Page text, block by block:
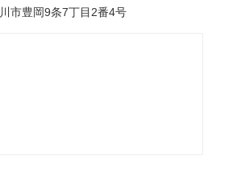
市豊岡9条7丁目2番4号